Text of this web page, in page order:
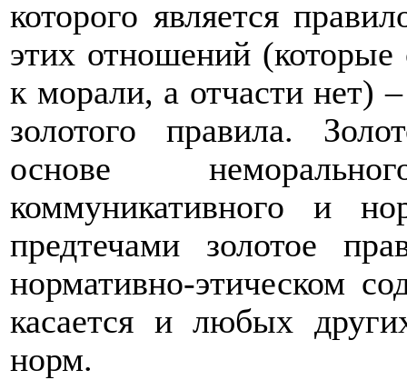
которого является
этих отношений
к морали, а отчасти нет)
золотого правила.
основе
коммуникативного и
предтечами золотое
нормативно-этическом
касается и любых
норм.